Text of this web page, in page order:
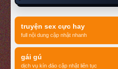
truyện sex cực hay
full nội dung cập nhật nhanh
gái gú
dịch vụ kín đáo cập nhật liên tục